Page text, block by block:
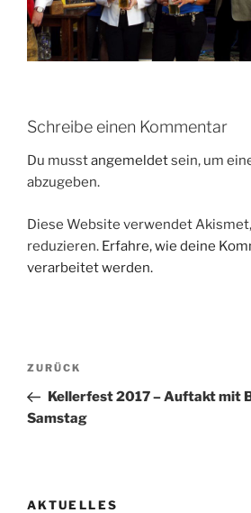
Schreibe einen Kommentar
Du musstangemeldetsein, um
abzugeben.
Diese Website verwendet
reduzieren. Erfahre, wie deine
verarbeitet werden.
Beitragsnavigation
Vorheriger
Beitrag
ZURÜCK
Kellerfest 2017 – Auftakt mit
Samstag
AKTUELLES